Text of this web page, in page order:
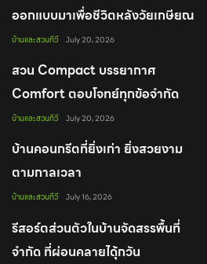
ออกแบบมาเพื่อชีวิตหลังวัยเกษียณ
อย่างพอดี
บ้านและสวนทีวี July 20, 2026
สวน Compact บรรยากาศ
Comfort ตอบโจทย์ทุกข้อจำกัด
ของคนเมือง
บ้านและสวนทีวี July 20, 2026
บ้านคอนกรีตที่ยิ่งเก่า ยิ่งสวยงาม
ตามกาลเวลา
บ้านและสวนทีวี July 16, 2026
รีสอร์ตส่วนตัวในบ้านจัดสรรพื้นที่
จำกัด ที่ผ่อนคลายไดุ้กวัน